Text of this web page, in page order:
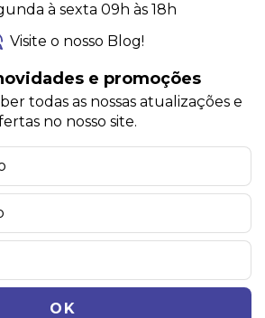
à sexta 09h às 18h
Visite o nosso Blog!
e promoções
todas as nossas atualizações e
no nosso site.